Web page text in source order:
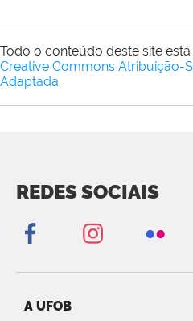
Todo o conteúdo deste site
Creative Commons Atribuição-
Adaptada.
REDES SOCIAIS
A UFOB